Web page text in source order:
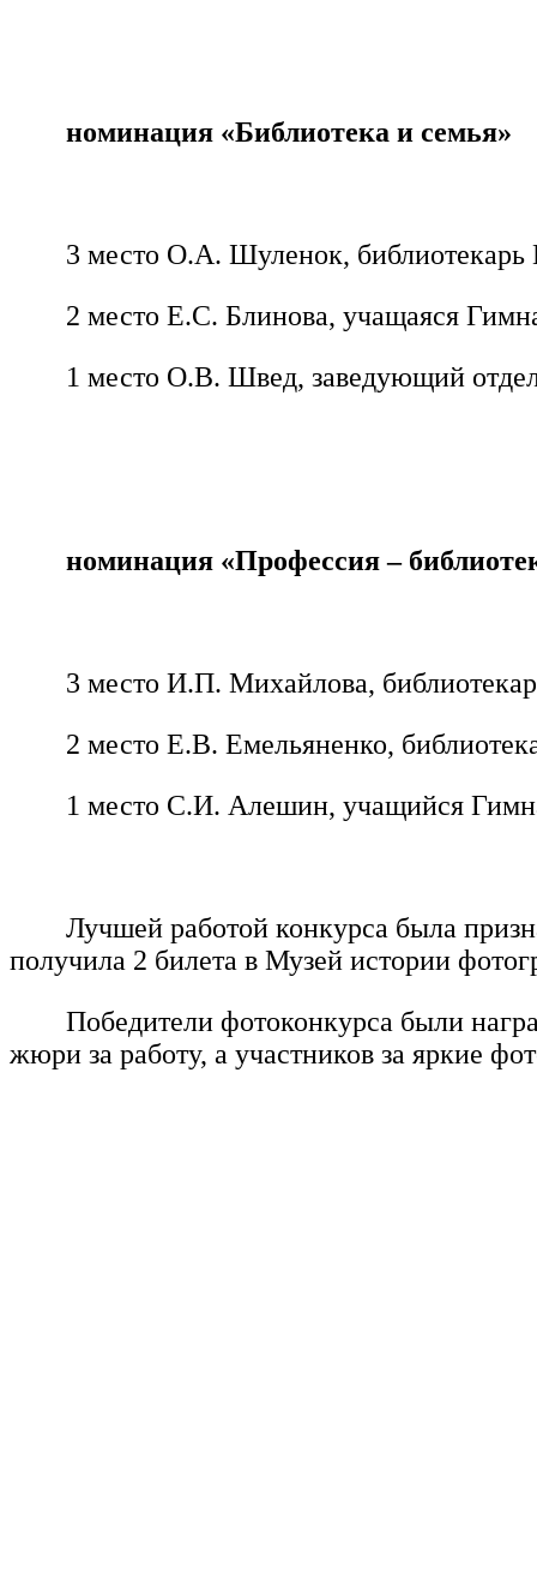
номинация «Библиотека и семья»
3 место О.А. Шуленок,
2 место Е.С. Блинова, учащаяся
1 место О.В. Швед, заведующий
номинация «Профессия –
3 место И.П. Михайлова,
2 место Е.В. Емельяненко,
1 место С.И. Алешин, учащийся
Лучшей работой конкурса была
получила 2 билета в Музей истории
Победители фотоконкурса были
жюри за работу, а участников за яркие